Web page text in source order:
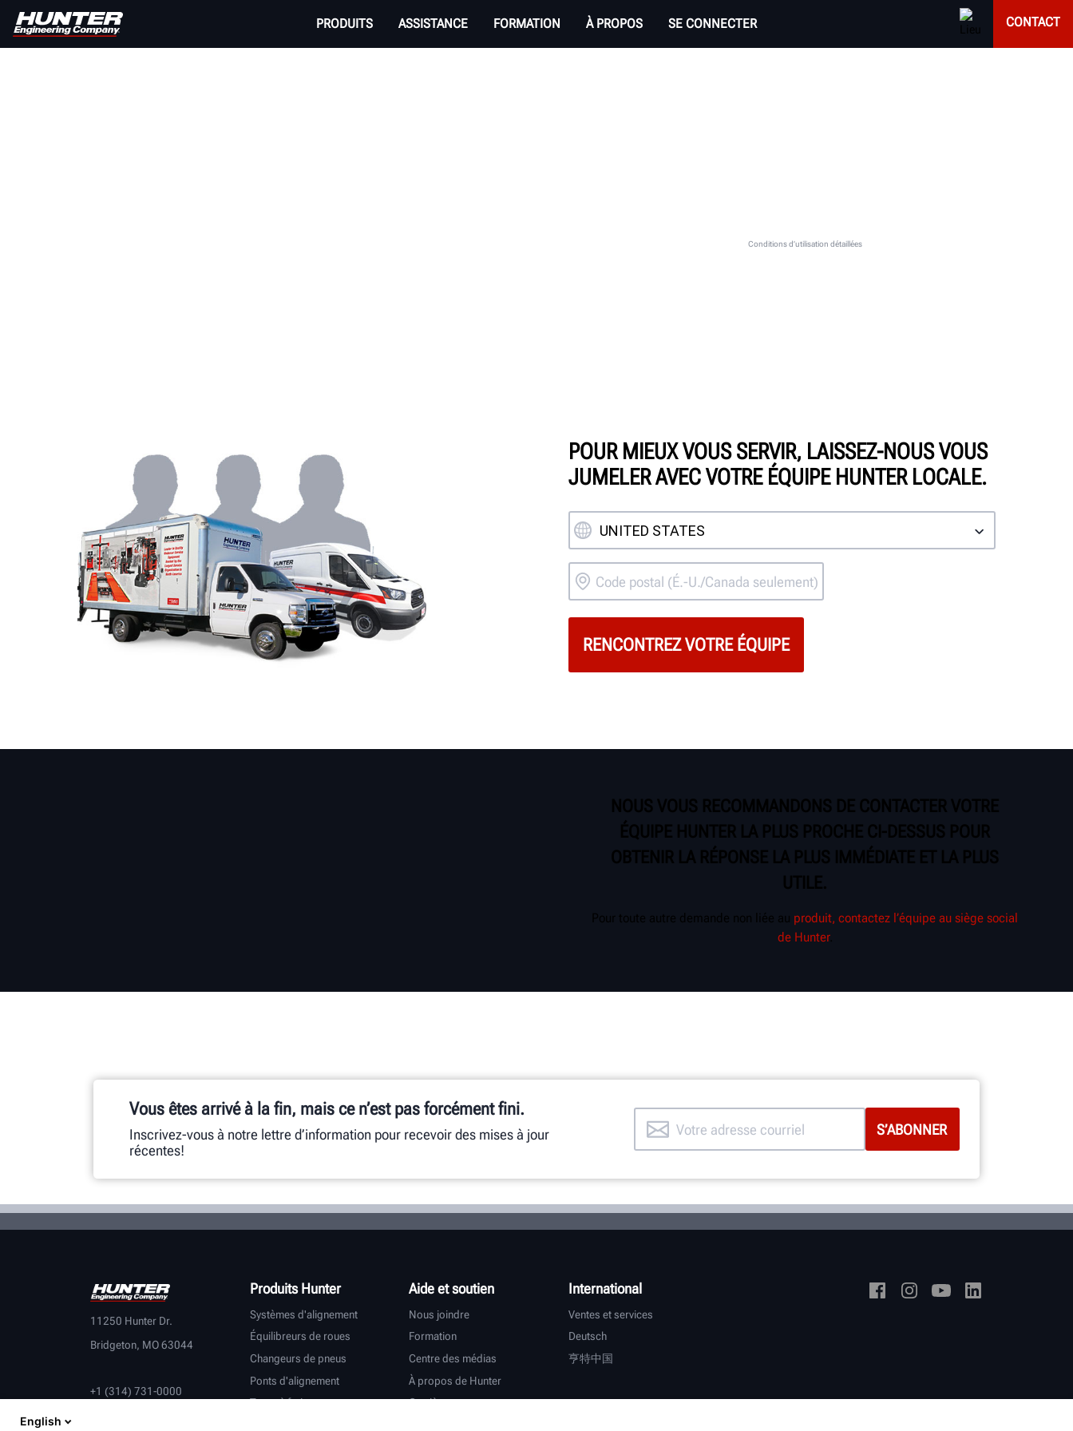
PRODUITS ASSISTANCE FORMATION À PROPOS SE CONNECTER CONTACT
Conditions d’utilisation détaillées.
POUR MIEUX VOUS SERVIR, LAISSEZ-NOUS VOUS
JUMELER AVEC VOTRE ÉQUIPE HUNTER LOCALE.
NOUS VOUS RECOMMANDONS DE CONTACTER VOTRE
ÉQUIPE HUNTER LA PLUS PROCHE CI-DESSUS POUR
OBTENIR LA RÉPONSE LA PLUS IMMÉDIATE ET LA PLUS
UTILE.
Pour toute autre demande non liée au produit, contactez l’équipe au siège social
de Hunter.
Vous êtes arrivé à la fin, mais ce n’est pas forcément fini.
Inscrivez-vous à notre lettre d’information pour recevoir des mises à jour
récentes!
11250 Hunter Dr.
Bridgeton, MO 63044
+1 (314) 731-0000
Produits Hunter
Systèmes d'alignement
Équilibreurs de roues
Changeurs de pneus
Ponts d'alignement
Tours à frein
Aide et soutien
Nous joindre
Formation
Centre des médias
À propos de Hunter
Carrières
International
Ventes et services
Deutsch
亨特中国
English